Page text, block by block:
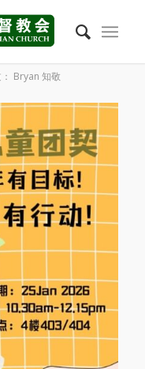
会
Bryan 知敬